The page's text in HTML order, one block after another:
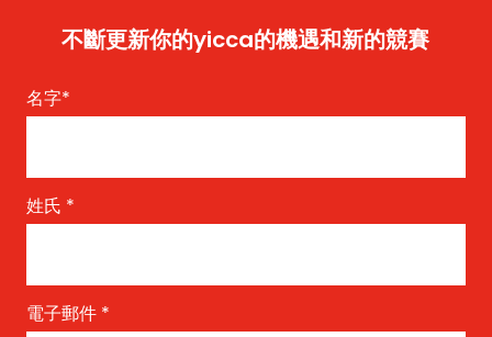
不斷更新你的yicca的機遇和新的競賽
名字*
姓氏 *
電子郵件 *